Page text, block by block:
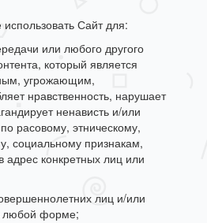
Сайт для:
или любого другого
который является
угрожающим,
нравственность, нарушает
ненависть и/или
расовому, этническому,
социальному признакам,
адрес конкретных лиц или
лиц и/или
любой форме;